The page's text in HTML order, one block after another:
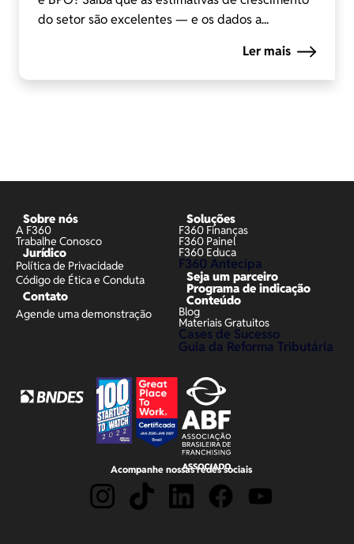
do setor são excelentes — e os dados a...
Ler mais
Sobre nós
A F360
Trabalhe Conosco
Jurídico
Política de Privacidade
Código de Ética e Conduta
Contato
Agende uma demonstração
Soluções
F360 Finanças
F360 Painel
F360 Educa
F360 Antecipa
Seja um parceiro
Programa de indicação
Conteúdo
Blog
Materiais Gratuitos
Cases de Sucesso
Guia da Reforma Tributária
Acompanhe nossas redes sociais